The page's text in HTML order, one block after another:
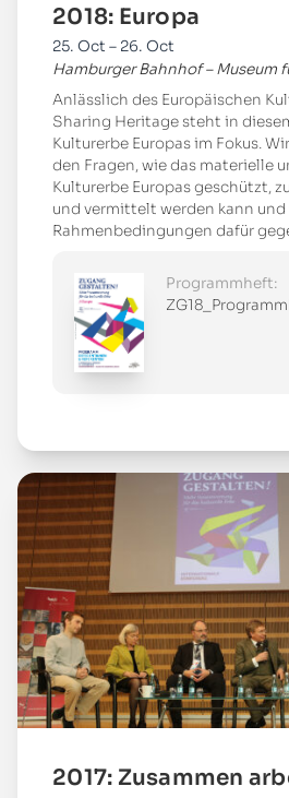
2018: Europa
25. Oct – 26. Oct
Hamburger Bahnhof – Museum
Anlässlich des Europäischen
Sharing Heritage steht in
Kulturerbe Europas im Fokus.
den Fragen, wie das materielle
Kulturerbe Europas geschützt,
und vermittelt werden kann
Rahmenbedingungen dafür
Programmheft:
2017: Zusammen
Mehr